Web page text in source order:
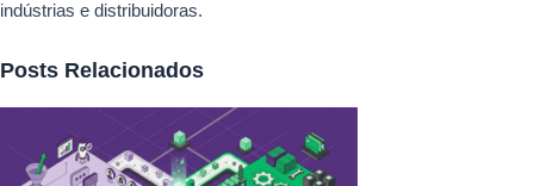
indústrias e distribuidoras.
Posts Relacionados